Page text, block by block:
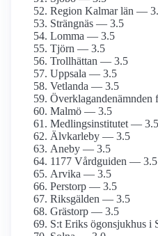
Region Kalmar län —
Strängnäs — 3.5
Lomma — 3.5
Tjörn — 3.5
Trollhättan — 3.5
Uppsala — 3.5
Vetlanda — 3.5
Malmö — 3.5
Medlingsinstitutet — 3.5
Älvkarleby — 3.5
Aneby — 3.5
1177 Vårdguiden — 3.5
Arvika — 3.5
Perstorp — 3.5
Riksgälden — 3.5
Grästorp — 3.5
S:t Eriks ögonsjukhus